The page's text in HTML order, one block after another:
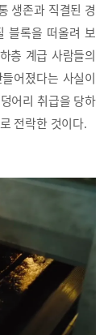
생존과 직결된 경
블록을 떠올려 보
층 계급 사람들의
어졌다는 사실이
어리 취급을 당하
전락한 것이다.